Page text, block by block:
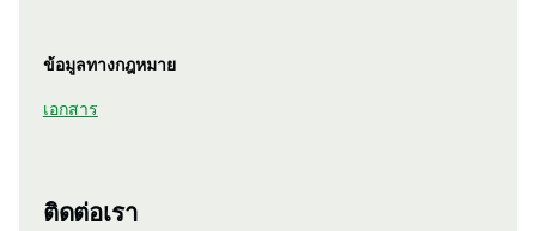
ข้อมูลทางกฎหมาย
เอกสาร
ติดต่อเรา